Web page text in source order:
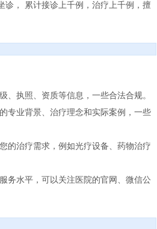
诊， 累计接诊上千例，治疗上千例，擅
、执照、资质等信息，一些合法合规。
专业背景、治疗理念和实际案例，一些
的治疗需求，例如光疗设备、药物治疗
务水平，可以关注医院的官网、微信公